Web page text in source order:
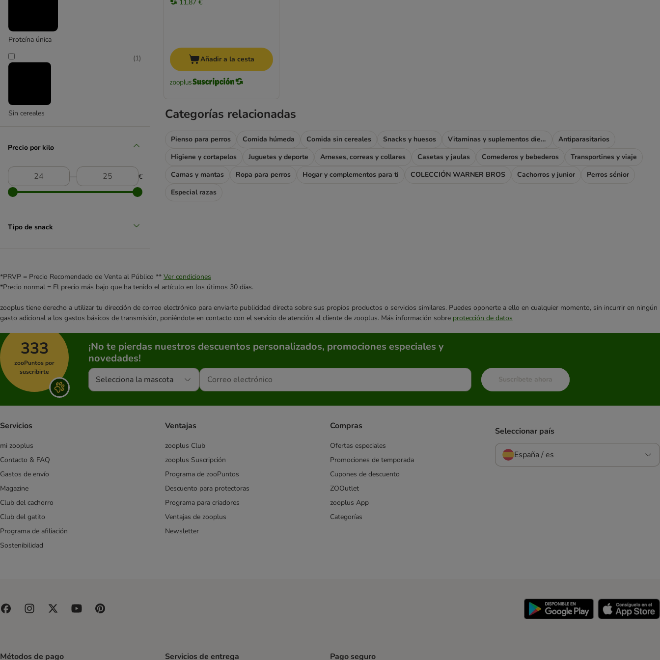
De cordero
Perros pequeños
Alpha Spirit
Bosch
Brekkies
Briantos
Canibit
Concept for Life
Crave
DeliBest
PURINA Dentalife
DIBO
Dokas
Dolina Noteci
Frolic
George & Bobs
Greenwoods
Hansepet
Hill's
HUNTER
Josera
Karlie
KONG
MAC's
MERA
Proteína única
Sin cereales
(1)
Precio por kilo
― €
Tipo de snack
11,87 €
Añadir a la cesta
Categorías relacionadas
Pienso para perros Comida húmeda Comida sin cereales Snacks y huesos Vitaminas y suplementos dietéticos
Antiparasitarios
Higiene y cortapelos
Juguetes y deporte Arneses, correas y collares Casetas y jaulas Comederos y bebederos
Transportines y viaje
Camas y mantas
Ropa para perros Hogar y complementos para ti COLECCIÓN WARNER BROS Cachorros y junior
Perros sénior
Especial razas
*PRVP = Precio Recomendado de Venta al Público ** Ver condiciones
*Precio normal = El precio más bajo que ha tenido el artículo en los útimos 30 días.
zooplus tiene derecho a utilizar tu dirección de correo electrónico para enviarte publicidad directa sobre sus propios productos o servicios similares. Puedes oponerte a ello en cualquier momento, sin incurrir en ningún
gasto adicional a los gastos básicos de transmisión, poniéndote en contacto con el servicio de atención al cliente de zooplus. Más información sobre protección de datos
333
zooPuntos por
suscribirte
¡No te pierdas nuestros descuentos personalizados, promociones especiales y
novedades!
Selecciona la mascota Suscríbete ahora
Servicios
mi zooplus
Contacto & FAQ
Gastos de envío
Magazine
Club del cachorro
Club del gatito
Programa de afiliación
Sostenibilidad
Ventajas
zooplus Club
zooplus Suscripción
Programa de zooPuntos
Descuento para protectoras
Programa para criadores
Ventajas de zooplus
Newsletter
Compras
Ofertas especiales
Promociones de temporada
Cupones de descuento
ZOOutlet
zooplus App
Categorías
Seleccionar país
España / es
Métodos de pago Servicios de entrega Pago seguro